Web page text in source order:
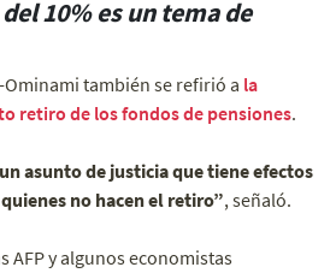
10% es un tema de
también se refirió a la
retiro de los fondos de pensiones.
asunto de justicia que tiene efectos
no hacen el retiro”, señaló.
AFP y algunos economistas